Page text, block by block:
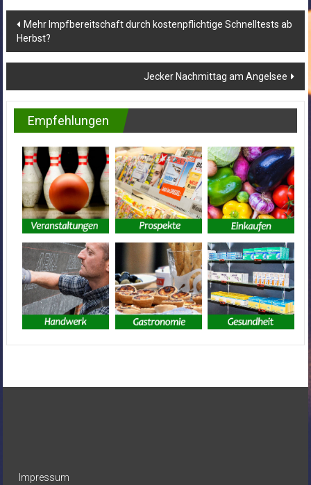
Beitragsnavigation
Mehr Impfbereitschaft durch kostenpflichtige Schnelltests ab
Herbst?
Jecker Nachmittag am Angelsee
Empfehlungen
Impressum